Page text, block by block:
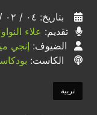
بتاريخ: ٠٤ / ٠٢ / ٢٠٢٥
تقديم: علاء
الضيوف: إنجي
الكاست:
تربية